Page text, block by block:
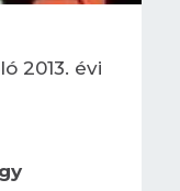
2013. évi